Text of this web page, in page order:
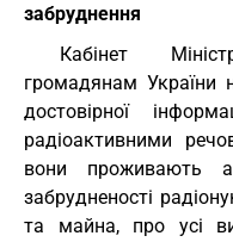
забруднення
Кабінет
громадянам України
достовірної
радіоактивними
вони проживають
забрудненості
та майна, про усі